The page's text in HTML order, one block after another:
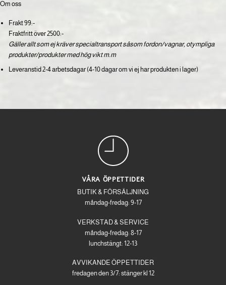
Om oss
Frakt 99:-
Fraktfritt över 2500:-
Gäller allt som ej kräver specialtransport såsom fordon/vagnar, otympliga
produkter/produkter med hög vikt m.m
Leveranstid 2-4 arbetsdagar (4-10 dagar om vi ej har produkten i lager)
VÅRA ÖPPETTIDER
BUTIK & FÖRSÄLJNING
måndag-fredag: 9-17
VERKSTAD & SERVICE
måndag-fredag: 8-17
lunchstängt: 12-13
AVVIKANDE ÖPPETTIDER
fredagen den 3/7: stänger kl 12